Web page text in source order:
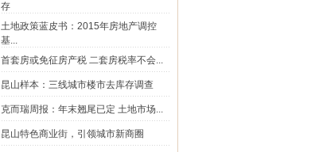
存
土地政策蓝皮书：2015年房地产调控
基...
首套房或免征房产税 二套房税率不会...
昆山样本：三线城市楼市去库存调查
克而瑞周报：年末翘尾已定 土地市场...
昆山特色商业街，引领城市新商圈